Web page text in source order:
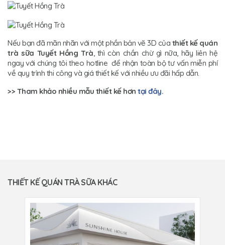
Nếu bạn đã mãn nhãn với một phần bản vẽ 3D của thiết kế quán
trà sữa Tuyết Hồng Trà , thì còn chần chừ gì nữa, hãy liên hệ
ngay với chúng tôi theo hotline để nhận toàn bộ tư vấn miễn phí
về quy trình thi công và giá thiết kế với nhiều ưu đãi hấp dẫn.
>> Tham khảo nhiều mẫu thiết kế hơn tại đây.
THIẾT KẾ QUÁN TRÀ SỮA KHÁC